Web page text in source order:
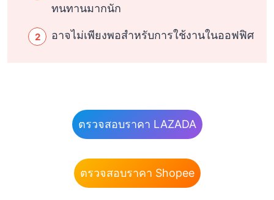
ทนทานมากนัก
อาจไม่เพียงพอสำหรับการใช้งานในออฟฟิศ
ตรวจสอบราคา LAZADA
ตรวจสอบราคา Shopee